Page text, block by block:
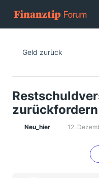
Geld zurück
zurückfordern
Neu_hier 12.